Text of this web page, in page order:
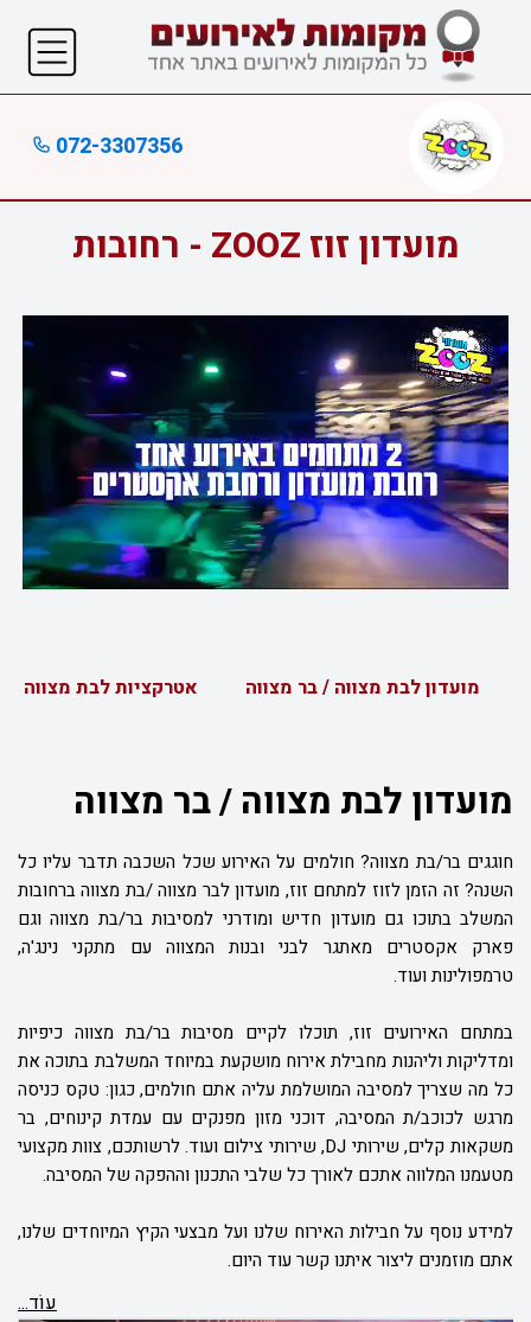
072-3307356
מועדון זוז ZOOZ - רחובות
מועדון לבת מצווה / בר מצווה אטרקציות לבת מצווה
מועדון לבת מצווה / בר מצווה
חוגגים בר/בת מצווה? חולמים על האירוע שכל השכבה תדבר עליו כל
השנה? זה הזמן לזוז למתחם זוז, מועדון לבר מצווה /בת מצווה ברחובות
המשלב בתוכו גם מועדון חדיש ומודרני למסיבות בר/בת מצווה וגם
פארק אקסטרים מאתגר לבני ובנות המצווה עם מתקני נינג'ה,
טרמפולינות ועוד.
במתחם האירועים זוז, תוכלו לקיים מסיבות בר/בת מצווה כיפיות
ומדליקות וליהנות מחבילת אירוח מושקעת במיוחד המשלבת בתוכה את
כל מה שצריך למסיבה המושלמת עליה אתם חולמים, כגון: טקס כניסה
מרגש לכוכב/ת המסיבה, דוכני מזון מפנקים עם עמדת קינוחים, בר
משקאות קלים, שירותי DJ, שירותי צילום ועוד. לרשותכם, צוות מקצועי
מטעמנו המלווה אתכם לאורך כל שלבי התכנון וההפקה של המסיבה.
למידע נוסף על חבילות האירוח שלנו ועל מבצעי הקיץ המיוחדים שלנו,
אתם מוזמנים ליצור איתנו קשר עוד היום.
עוֹד...